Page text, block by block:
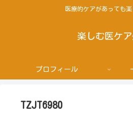
医療的ケアがあっても
楽しむ医ケ
プロフィール
TZJT6980